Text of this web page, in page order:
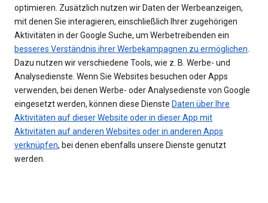
optimieren. Zusätzlich nutzen wir Daten der Werbeanzeigen,
mit denen Sie interagieren, einschließlich Ihrer zugehörigen
Aktivitäten in der Google Suche, um Werbetreibenden ein
besseres Verständnis ihrer Werbekampagnen zu ermöglichen.
Dazu nutzen wir verschiedene Tools, wie z. B. Werbe- und
Analysedienste. Wenn Sie Websites besuchen oder Apps
verwenden, bei denen Werbe- oder Analysedienste von Google
eingesetzt werden, können diese Dienste Daten über Ihre
Aktivitäten auf dieser Website oder in dieser App mit
Aktivitäten auf anderen Websites oder in anderen Apps
verknüpfen, bei denen ebenfalls unsere Dienste genutzt
werden.